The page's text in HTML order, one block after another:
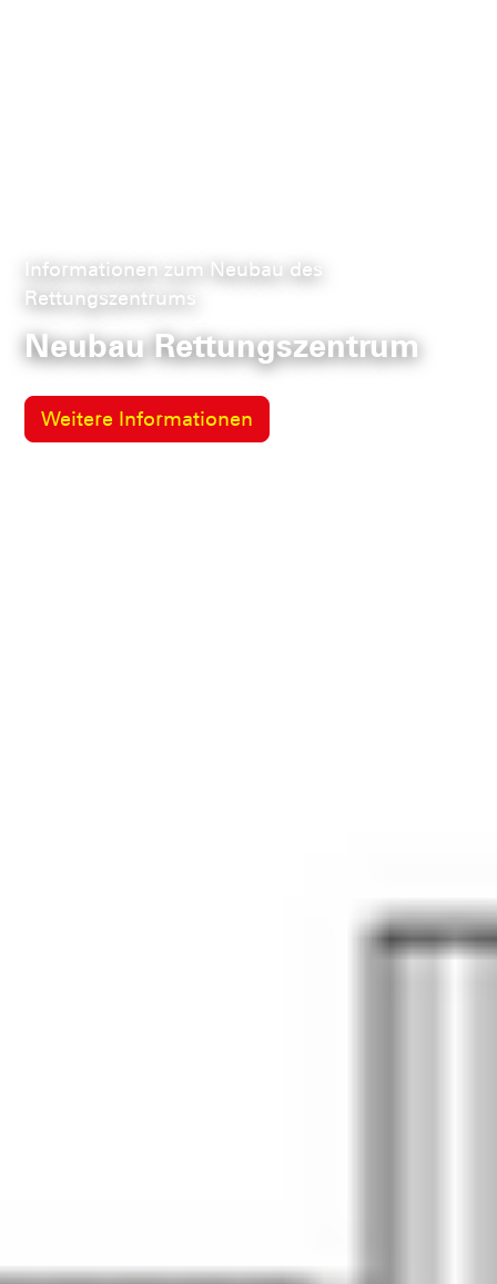
Informationen zum Neubau des
Rettungszentrums
Neubau Rettungszentrum
Weitere Informationen